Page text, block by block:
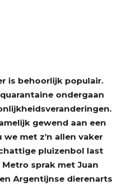
is behoorlijk populair.
ondergaan
gewend aan een
we met z’n allen vaker
pluizenbol last
sprak met Juan
Argentijnse dierenarts